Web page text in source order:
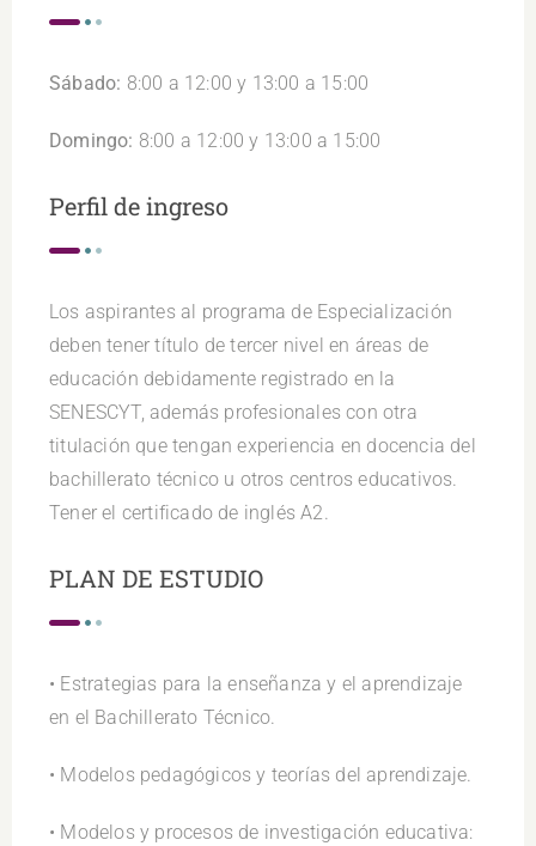
Sábado: 8:00 a 12:00 y 13:00 a 15:00
Domingo: 8:00 a 12:00 y 13:00 a 15:00
Perfil de ingreso
Los aspirantes al programa de Especialización
deben tener título de tercer nivel en áreas de
educación debidamente registrado en la
SENESCYT, además profesionales con otra
titulación que tengan experiencia en docencia del
bachillerato técnico u otros centros educativos.
Tener el certificado de inglés A2.
PLAN DE ESTUDIO
• Estrategias para la enseñanza y el aprendizaje
en el Bachillerato Técnico.
• Modelos pedagógicos y teorías del aprendizaje.
• Modelos y procesos de investigación educativa: